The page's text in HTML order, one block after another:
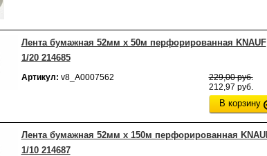
Лента бумажная 52мм х 50м перфорированная KNAUF
1/20 214685
Артикул: v8_А0007562
229,00 руб.
212,97 руб.
В корзину
Лента бумажная 52мм х 150м перфорированная
1/10 214687